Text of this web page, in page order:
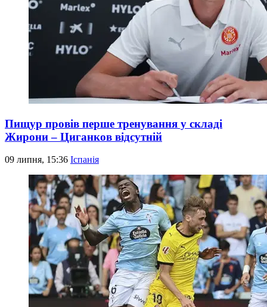
Пищур провів перше тренування у складі
Жирони – Циганков відсутній
09 липня, 15:36 Іспанія